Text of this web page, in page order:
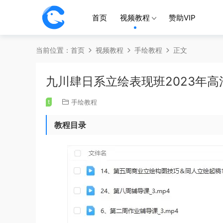
首页 视频教程 赞助VIP
当前位置： 首页 视频教程 手绘教程 正文
九川肆日系立绘表现班2023年高
t 手绘教程
教程目录